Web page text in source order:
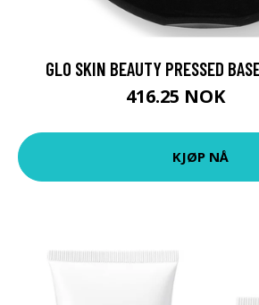
GLO SKIN BEAUTY PRESSED
416.25 NOK
KJØP NÅ